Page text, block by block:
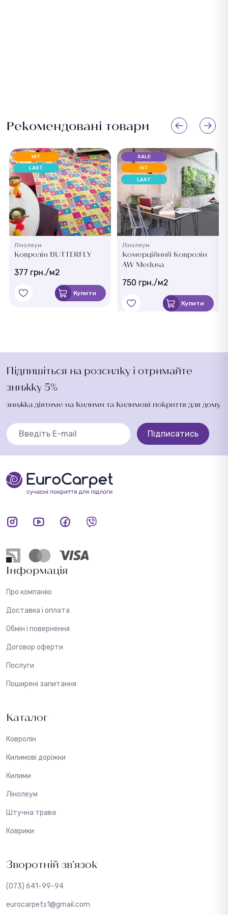
Рекомендовані товари
HIT
LAST
Лінолеум
Ковролін BUTTERFLY
377 грн./м2
Купити
SALE
HIT
LAST
Лінолеум
Комерційний Ковролін
AW Medusa
750 грн./м2
Купити
Підпишіться на розсилку і отримайте
знижку 5%
знижка діятиме на Килими та Килимові покриття для дому
Підписатись
Інформація
Про компанію
Доставка і оплата
Обмін і повернення
Договор оферти
Послуги
Поширені запитання
Каталог
Ковролін
Килимові доріжки
Килими
Лінолеум
Штучна трава
Коврики
Зворотній зв’язок
(073) 641-99-94
eurocarpets1@gmail.com